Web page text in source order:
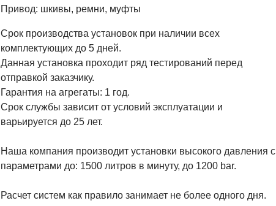
Привод: шкивы, ремни, муфты
Срок производства установок при наличии всех
комплектующих до 5 дней.
Данная установка проходит ряд тестирований перед
отправкой заказчику.
Гарантия на агрегаты: 1 год.
Срок службы зависит от условий эксплуатации и
варьируется до 25 лет.
Наша компания производит установки высокого давления с
параметрами до: 1500 литров в минуту, до 1200 bar.
Расчет систем как правило занимает не более одного дня.